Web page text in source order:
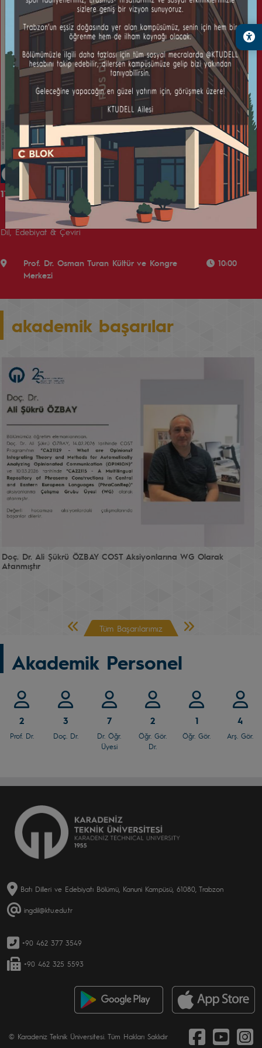
11. Uluslarası KTUDELL Konferansı
Dil, Edebiyat & Çeviri
Prof. Dr. Osman Turan Kültür ve Kongre
Merkezi
10:00
akademik başarılar
Doç. Dr. Ali Şükrü ÖZBAY COST Aksiyonlarına WG Olarak
Atanmıştır
Önceki SayfaTüm Başarılarımız Sonraki Sayfa
Akademik Personel
2
Prof. Dr.
3
Doç. Dr.
7
Dr. Öğr.
Üyesi
2
Öğr. Gör.
Dr.
1
Öğr. Gör.
4
Arş. Gör.
Batı Dilleri ve Edebiyatı Bölümü, Kanuni Kampüsü, 61080, Trabzon
ingdil@ktu.edu.tr
+90 462 377 3549
+90 462 325 5593
© Karadeniz Teknik Üniversitesi. Tüm Hakları Saklıdır